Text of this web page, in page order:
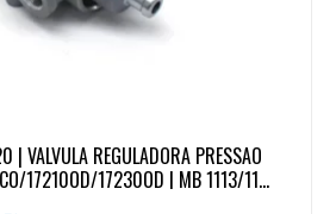
VALVULA REGULADORA PRESSAO
17210OD/17230OD | MB 1113/111
1315 (PADRAO WABCO) (ROSC